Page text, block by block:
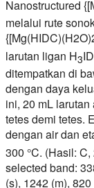
Nanostructured
melalui rute
larutan ligan H3
ditempatkan di
dengan daya
ini, 20 mL
tetes demi tetes.
dengan air dan
300 °C. (Hasil:
selected band:
(s), 1242 (m),